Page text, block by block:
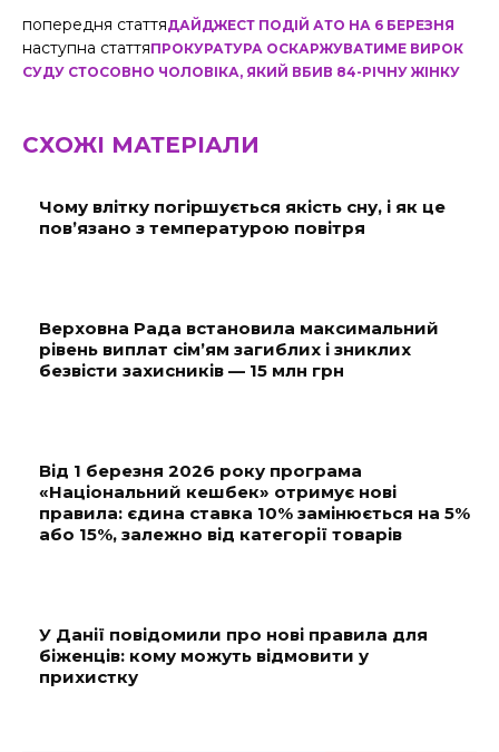
попередня статтяДАЙДЖЕСТ ПОДІЙ АТО НА 6 БЕРЕЗНЯ
наступна статтяПРОКУРАТУРА ОСКАРЖУВАТИМЕ ВИРОК
СУДУ СТОСОВНО ЧОЛОВІКА, ЯКИЙ ВБИВ 84-РІЧНУ ЖІНКУ
СХОЖІ МАТЕРІАЛИ
Чому влітку погіршується якість сну, і як це
пов’язано з температурою повітря
Верховна Рада встановила максимальний
рівень виплат сім’ям загиблих і зниклих
безвісти захисників — 15 млн грн
Від 1 березня 2026 року програма
«Національний кешбек» отримує нові
правила: єдина ставка 10% замінюється на 5%
або 15%, залежно від категорії товарів
У Данії повідомили про нові правила для
біженців: кому можуть відмовити у
прихистку